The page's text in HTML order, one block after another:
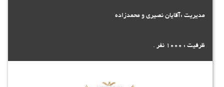
مدیریت :آقایان نصیری و محمدزاده
ظرفیت : 1000 نفر .